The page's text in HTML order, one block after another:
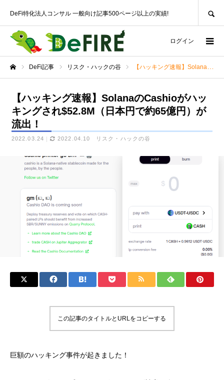
DeFi特化法人コンサル 一般向け記事500ページ以上の実績!
ログイン
DeFi記事 リスク・ハックの谷 【ハッキング速報】SolanaのCashioがハッキングされ$52.8M（日本円で約65億円）が流出！
【ハッキング速報】SolanaのCashioがハッ
キングされ$52.8M（日本円で約65億円）が
流出！
2022.03.24 2022.04.10 リスク・ハックの谷
この記事のタイトルとURLをコピーする
巨額のハッキング事件が起きました！